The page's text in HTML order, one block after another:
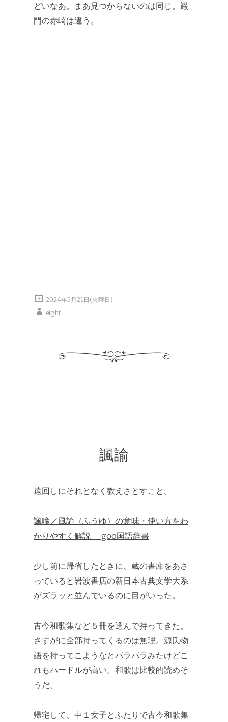
どいなあ。まあ見つからないのは同じ。巌
門の赤崎は違う。
2024年5月21日(火曜日)
eight
諷諭
遠回しにそれとなく教えさとすこと。
諷喩／風諭（ふうゆ）の意味・使い方をわ
かりやすく解説 – goo国語辞書
少し前に帰省したときに、蔵の書庫をあさ
っていると岩波書店の新日本古典文学大系
がズラッと並んでいるのに目がいった。
古今和歌集など５冊を選んで持ってきた。
さすがに全部持ってくるのは無理。源氏物
語を持ってこようなとパラパラみたけどこ
れもハードルが高い。和歌は比較的読めそ
うだ。
帰宅して、中１女子とふたりで古今和歌集